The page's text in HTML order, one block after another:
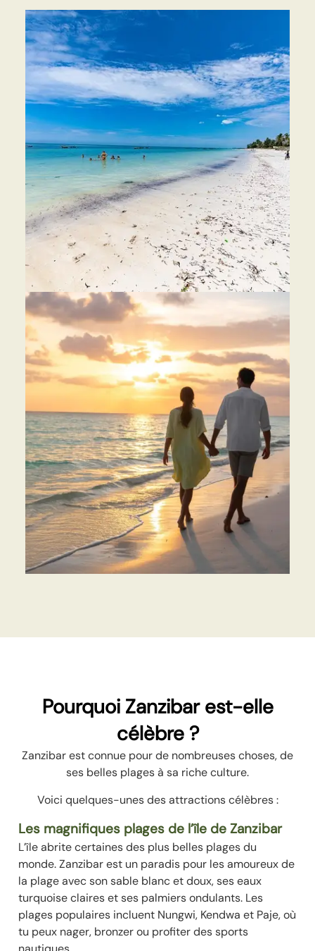
Pourquoi Zanzibar est-elle
célèbre ?
Zanzibar est connue pour de nombreuses choses, de
ses belles plages à sa riche culture.
Voici quelques-unes des attractions célèbres :
Les magnifiques plages de l’île de Zanzibar
L’île abrite certaines des plus belles plages du
monde. Zanzibar est un paradis pour les amoureux de
la plage avec son sable blanc et doux, ses eaux
turquoise claires et ses palmiers ondulants. Les
plages populaires incluent Nungwi, Kendwa et Paje, où
tu peux nager, bronzer ou profiter des sports